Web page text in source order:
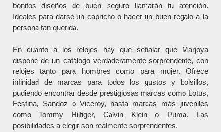
bonitos diseños de buen seguro llamarán tu atención.
Ideales para darse un capricho o hacer un buen regalo a la
persona tan querida.
En cuanto a los relojes hay que señalar que Marjoya
dispone de un catálogo verdaderamente sorprendente, con
relojes tanto para hombres como para mujer. Ofrece
infinidad de marcas para todos los gustos y bolsillos,
pudiendo encontrar desde prestigiosas marcas como Lotus,
Festina, Sandoz o Viceroy, hasta marcas más juveniles
como Tommy Hilfiger, Calvin Klein o Puma. Las
posibilidades a elegir son realmente sorprendentes.